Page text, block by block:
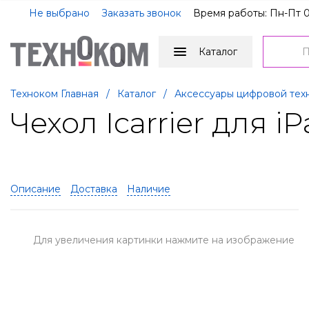
Не выбрано Заказать звонок Время работы: Пн-Пт
Каталог
Техноком Главная / Каталог / Аксессуары цифровой
Чехол Icarrier для
Описание Доставка Наличие
Для увеличения картинки нажмите на изображение